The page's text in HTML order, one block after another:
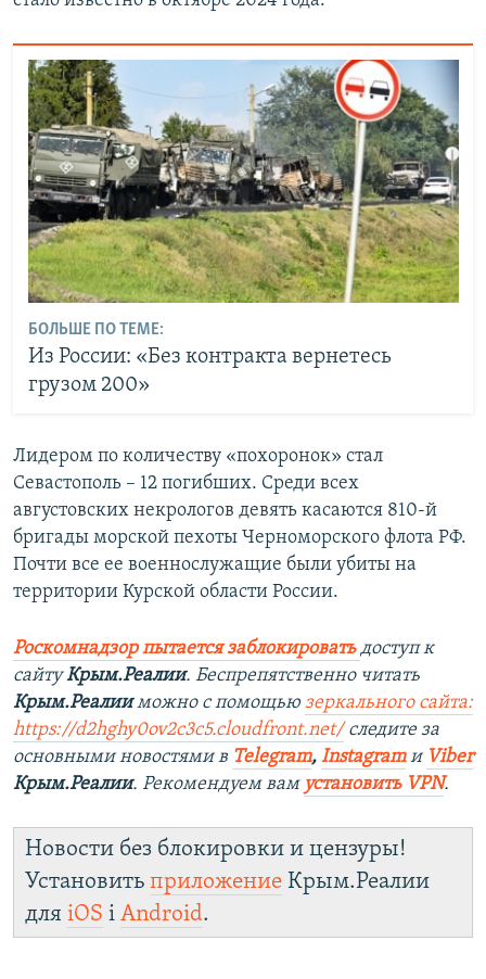
БОЛЬШЕ ПО ТЕМЕ:
Из России: «Без контракта вернетесь
грузом 200»
Лидером по количеству «похоронок» стал
Севастополь – 12 погибших. Среди всех
августовских некрологов девять касаются 810-й
бригады морской пехоты Черноморского флота РФ.
Почти все ее военнослужащие были убиты на
территории Курской области России.
Роскомнадзор пытается заблокировать доступ к
сайтуКрым.Реалии. Беспрепятственно читать
Крым.Реалииможно с помощью зеркального сайта:
https://d2hghy0ov2c3c5.cloudfront.net/ следите за
основными новостями в Telegram, Instagramи Viber
Крым.Реалии. Рекомендуем вам установить VPN.
Новости без блокировки и цензуры!
Установить приложение Крым.Реалии
для iOS і Android.